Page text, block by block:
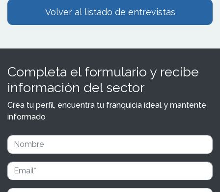
Volver al listado de entrevistas
Completa el formulario y recibe
información del sector
Crea tu perfil, encuentra tu franquicia ideal y mantente
informado